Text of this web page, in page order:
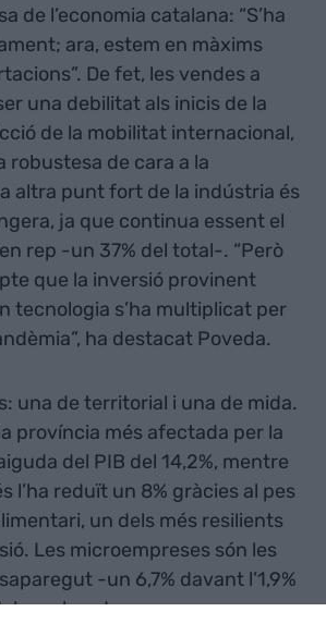
de l’economia catalana: “S’ha
ara, estem en màxims
De fet, les vendes a
una debilitat als inicis de la
de la mobilitat internacional,
robustesa de cara a la
altra punt fort de la indústria és
ja que continua essent el
rep -un 37% del total-. “Però
que la inversió provinent
tecnologia s’ha multiplicat per
ha destacat Poveda.
una de territorial i una de mida.
província més afectada per la
del PIB del 14,2%, mentre
l’ha reduït un 8% gràcies al pes
un dels més resilients
Les microempreses són les
-un 6,7% davant l’1,9%
nombre de grans empreses-.